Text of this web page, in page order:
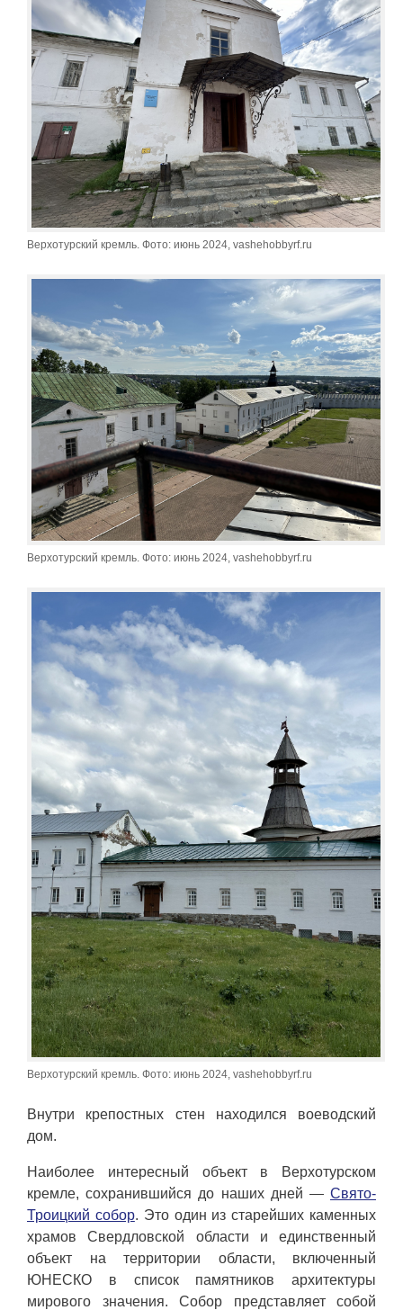
Верхотурский кремль. Фото: июнь 2024, vashehobbyrf.ru
Верхотурский кремль. Фото: июнь 2024, vashehobbyrf.ru
Верхотурский кремль. Фото: июнь 2024, vashehobbyrf.ru
Внутри крепостных стен находился воеводский
дом.
Наиболее интересный объект в Верхотурском
кремле, сохранившийся до наших дней — Свято-
Троицкий собор. Это один из старейших каменных
храмов Свердловской области и единственный
объект на территории области, включенный
ЮНЕСКО в список памятников архитектуры
мирового значения. Собор представляет собой